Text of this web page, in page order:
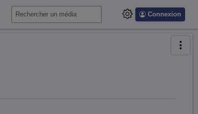
Connexion